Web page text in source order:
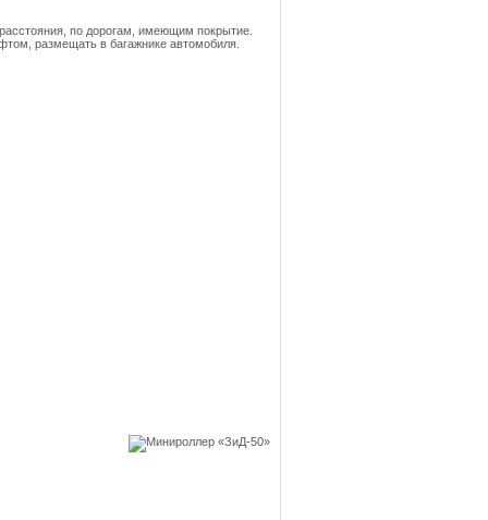
по дорогам, имеющим покрытие.
размещать в багажнике автомобиля.